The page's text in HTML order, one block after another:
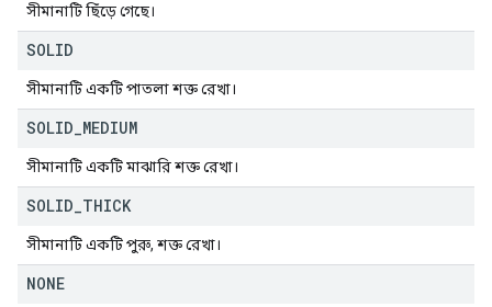
সীমানাটি ছিঁড়ে গেছে।
SOLID
সীমানাটি একটি পাতলা শক্ত রেখা।
SOLID MEDIUM
সীমানাটি একটি মাঝারি শক্ত রেখা।
SOLID THICK
সীমানাটি একটি পুরু, শক্ত রেখা।
NONE